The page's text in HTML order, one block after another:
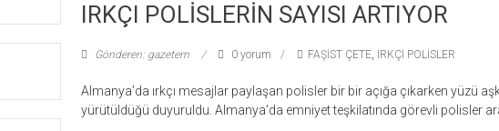
IRKÇI POLİSLERİN SAYISI ARTIYOR
Gönderen: gazetem 0 yorum FAŞİST ÇETE, IRKÇI POLİSLER
Almanya’da ırkçı mesajlar paylaşan polisler bir bir açığa çıkarken yüzü
yürütüldüğü duyuruldu. Almanya’da emniyet teşkilatında görevli polisler